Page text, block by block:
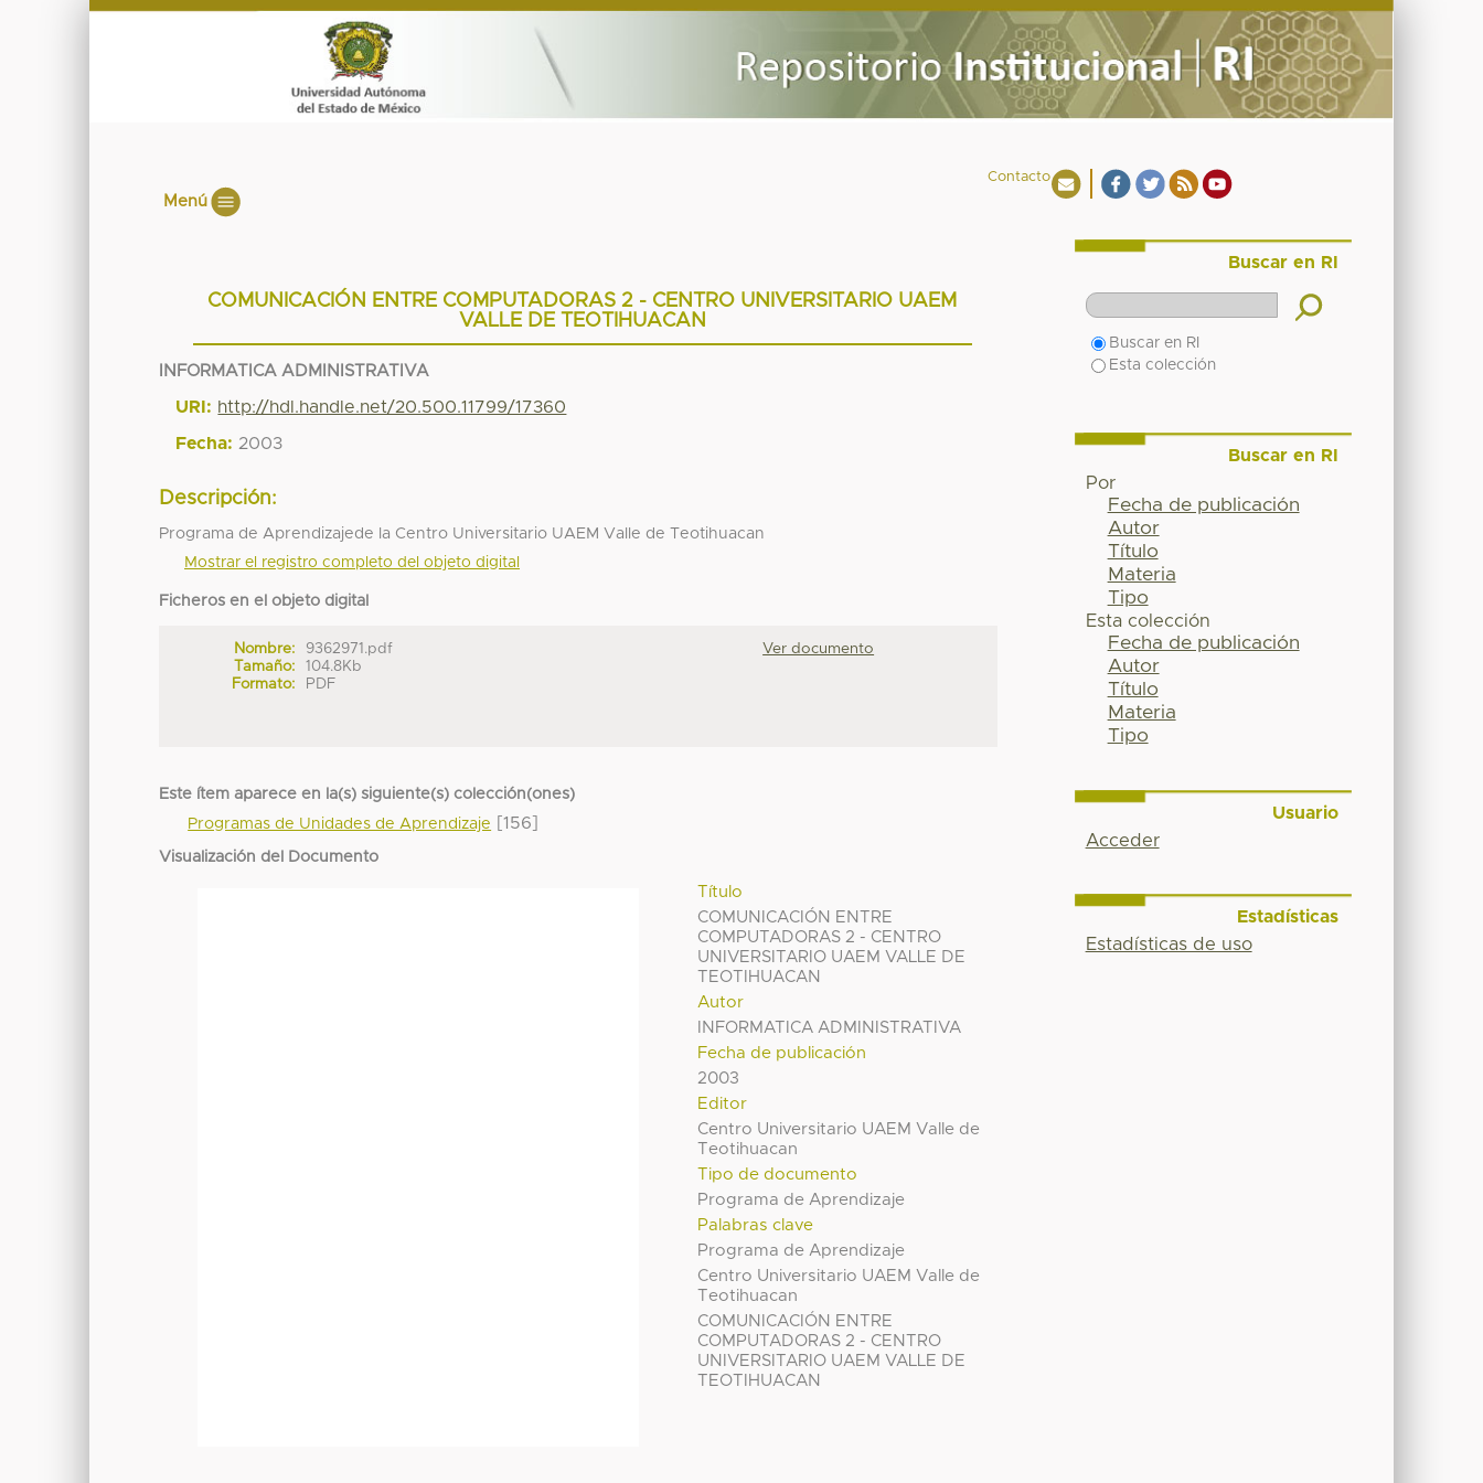
Contacto
Menú
COMUNICACIÓN ENTRE COMPUTADORAS 2 - CENTRO UNIVERSITARIO UAEM
VALLE DE TEOTIHUACAN
INFORMATICA ADMINISTRATIVA
URI: http://hdl.handle.net/20.500.11799/17360
Fecha: 2003
Descripción:
Programa de Aprendizajede la Centro Universitario UAEM Valle de Teotihuacan
Mostrar el registro completo del objeto digital
Ficheros en el objeto digital
Nombre:
9362971.pdf
Tamaño:
104.8Kb
Formato:
PDF
Ver documento
Este ítem aparece en la(s) siguiente(s) colección(ones)
Programas de Unidades de Aprendizaje
[156]
Visualización del Documento
Título
COMUNICACIÓN ENTRE
COMPUTADORAS 2 - CENTRO
UNIVERSITARIO UAEM VALLE DE
TEOTIHUACAN
Autor
INFORMATICA ADMINISTRATIVA
Fecha de publicación
2003
Editor
Centro Universitario UAEM Valle de
Teotihuacan
Tipo de documento
Programa de Aprendizaje
Palabras clave
Programa de Aprendizaje
Centro Universitario UAEM Valle de
Teotihuacan
COMUNICACIÓN ENTRE
COMPUTADORAS 2 - CENTRO
UNIVERSITARIO UAEM VALLE DE
TEOTIHUACAN
Buscar en RI
Buscar en RI
Esta colección
Buscar en RI
Por
Fecha de publicación
Autor
Título
Materia
Tipo
Esta colección
Fecha de publicación
Autor
Título
Materia
Tipo
Usuario
Acceder
Estadísticas
Estadísticas de uso